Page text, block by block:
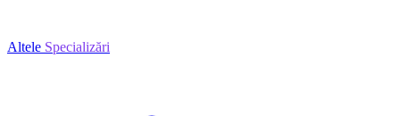
Altele Specializări